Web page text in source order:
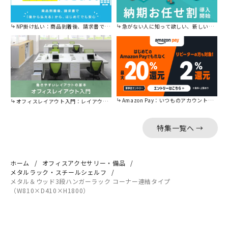
NP掛け払い：商品到着後、請求書で後から払えます。 急がない人に知って欲しい、新しい割引を始めました。
オフィスレイアウト入門：レイアウトの基本をご紹介。 Amazon Pay：いつものアカウントで簡単に決済可能。
特集一覧へ →
ホーム
オフィスアクセサリー・備品
メタルラック・スチールシェルフ
メタル＆ウッド3段ハンガーラック コーナー連結タイプ
（W810×D410×H1800）